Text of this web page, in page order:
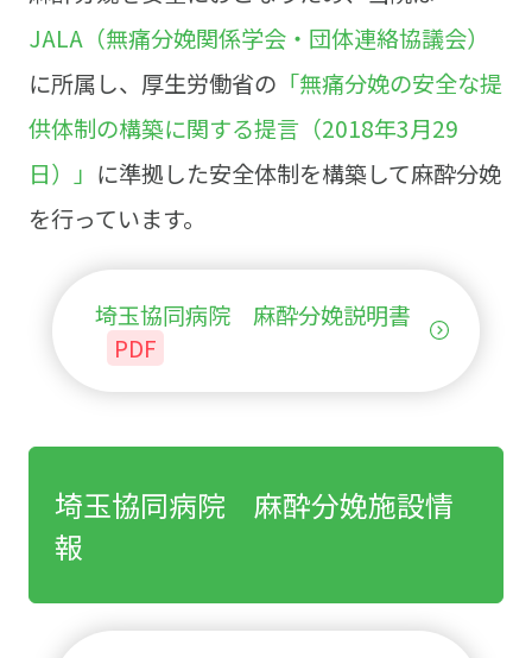
JALA（無痛分娩関係学会・団体連絡協議会）
に所属し、厚生労働省の 「無痛分娩の安全な提
供体制の構築に関する提言（2018年3月29
日）」 に準拠した安全体制を構築して麻酔分娩
を行っています。
埼玉協同病院 麻酔分娩説明書
PDF
埼玉協同病院 麻酔分娩施設情
報